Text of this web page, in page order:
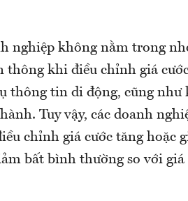
nghiệp không nằm trong
thông khi điều chỉnh giá
thông tin di động, cũng như
Tuy vậy, các doanh
chỉnh giá cước tăng hoặc
bất bình thường so với